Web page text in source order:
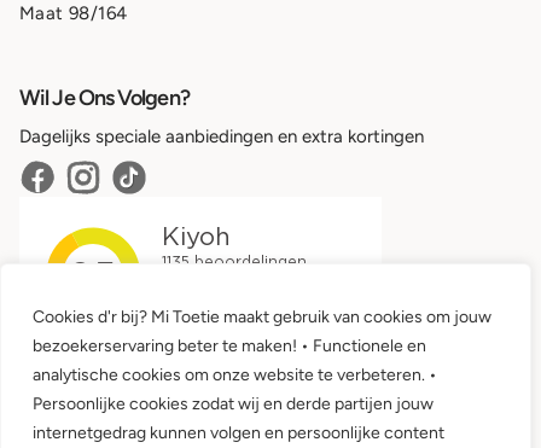
Cookies d'r bij? Mi Toetie maakt gebruik van cookies om jouw
bezoekerservaring beter te maken! • Functionele en
analytische cookies om onze website te verbeteren. •
Persoonlijke cookies zodat wij en derde partijen jouw
internetgedrag kunnen volgen en persoonlijke content
Maat 98/164
Wil Je Ons Volgen?
Dagelijks speciale aanbiedingen en extra kortingen